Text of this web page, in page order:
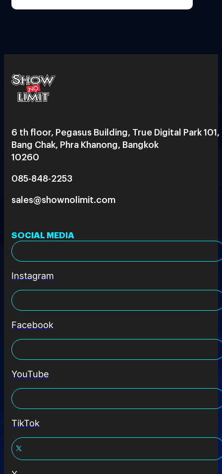
6 th floor, Pegasus Building, True Digital Park 101,
Bang Chak, Phra Khanong, Bangkok
10260
085-848-2253
sales@shownolimit.com
SOCIAL MEDIA
Instagram
Facebook
YouTube
TikTok